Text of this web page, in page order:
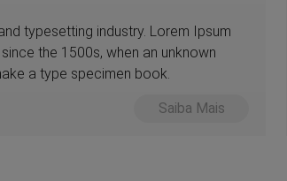
typesetting industry. Lorem Ipsum
the 1500s, when an unknown
a type specimen book.
Saiba Mais